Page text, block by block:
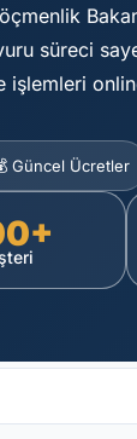
süreci
işlemleri
Güncel Ücretler